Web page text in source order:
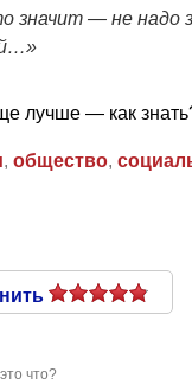
значит — не надо
лучше — как
, общество,
что?